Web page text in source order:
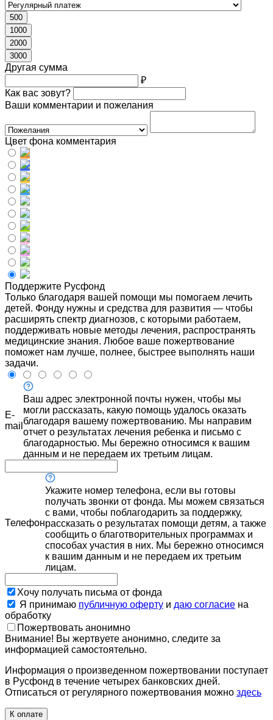
500
1000
2000
3000
Другая сумма
₽
Как вас зовут?
Ваши комментарии и пожелания
Цвет фона комментария
Поддержите Русфонд
Только благодаря вашей помощи мы помогаем лечить
детей. Фонду нужны и средства для развития — чтобы
расширять спектр диагнозов, с которыми работаем,
поддерживать новые методы лечения, распространять
медицинские знания. Любое ваше пожертвование
поможет нам лучше, полнее, быстрее выполнять наши
задачи.
E-
mail
Ваш адрес электронной почты нужен, чтобы мы
могли рассказать, какую помощь удалось оказать
благодаря вашему пожертвованию. Мы направим
отчет о результатах лечения ребенка и письмо с
благодарностью. Мы бережно относимся к вашим
данным и не передаем их третьим лицам.
Телефон
Укажите номер телефона, если вы готовы
получать звонки от фонда. Мы можем связаться
с вами, чтобы поблагодарить за поддержку,
рассказать о результатах помощи детям, а также
сообщить о благотворительных программах и
способах участия в них. Мы бережно относимся
к вашим данным и не передаем их третьим
лицам.
Хочу получать письма от фонда
Я принимаю публичную оферту и даю согласие на
обработку
Пожертвовать анонимно
Внимание! Вы жертвуете анонимно, следите за
информацией самостоятельно.
Информация о произведенном пожертвовании поступает
в Русфонд в течение четырех банковских дней.
Отписаться от регулярного пожертвования можно здесь
К оплате